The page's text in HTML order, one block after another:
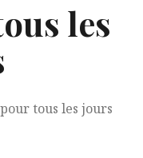
les
tous les jours